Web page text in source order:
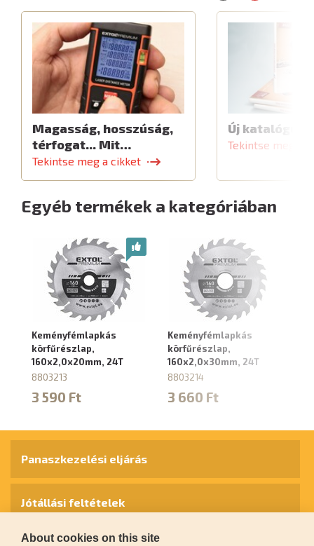
Magasság, hosszúság,
térfogat... Mit…
Tekintse meg a cikket
Új katalógus
Tekintse meg a
Egyéb termékek a kategóriában
Keményfémlapkás
körfűrészlap,
160x2,0x20mm, 24T
8803213
3 590 Ft
Keményfémlapkás
körfűrészlap,
160x2,0x30mm, 24T
8803214
3 660 Ft
Panaszkezelési eljárás
Jótállási feltételek
About cookies on this site